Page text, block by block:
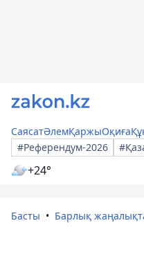
СаясатӘлемҚаржыОқиға
#Референдум-2026
+24°
Басты Барлық